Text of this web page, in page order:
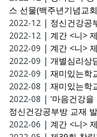
스 선물(백주년기념교
2022-12 | 정신건강공
2022-12 | 계간 <니>
2022-09 | 계간 <니>
2022-09 | 개별심리상
2022-09 | 재미있는학
2022-08 | 재미있는학
2022-08 | '마음건강을
정신건강공부방 교재
2022-06 | 계간 <니>